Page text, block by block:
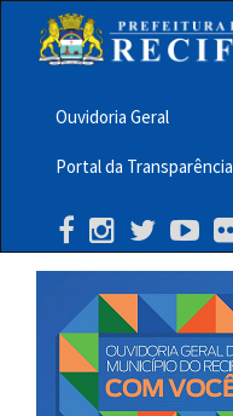
principalMenu
Barra
Topo
PCR
Ouvidoria Geral
Portal da Transparência